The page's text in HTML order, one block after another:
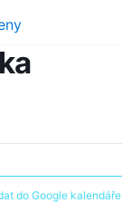
do Google kalendáře